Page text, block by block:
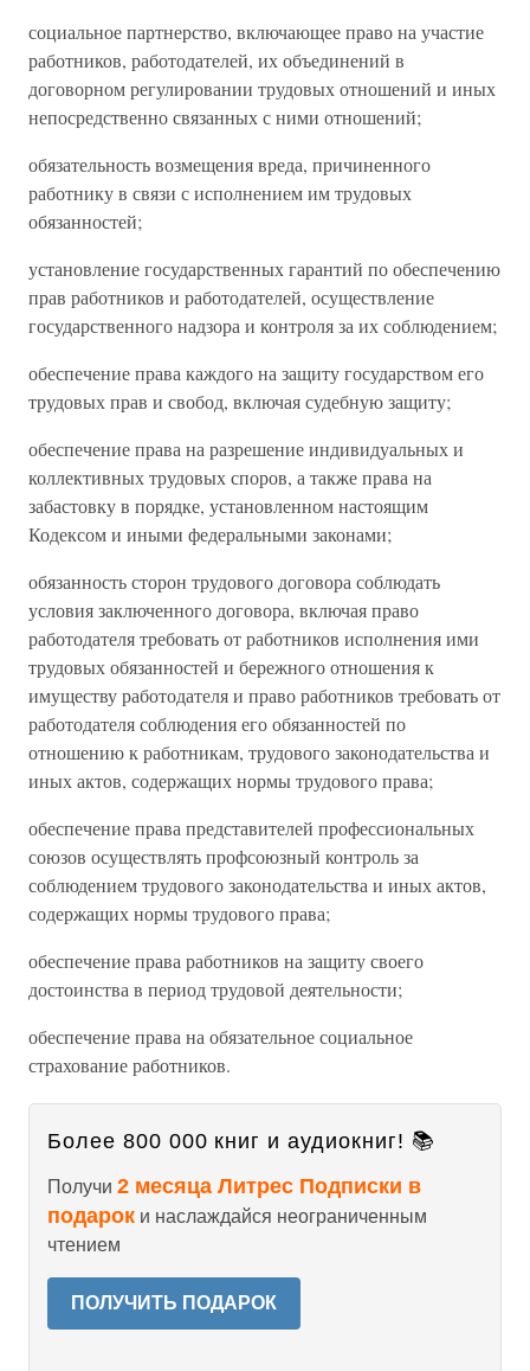
социальное партнерство, включающее право на участие
работников, работодателей, их объединений в
договорном регулировании трудовых отношений и иных
непосредственно связанных с ними отношений;
обязательность возмещения вреда, причиненного
работнику в связи с исполнением им трудовых
обязанностей;
установление государственных гарантий по обеспечению
прав работников и работодателей, осуществление
государственного надзора и контроля за их соблюдением;
обеспечение права каждого на защиту государством его
трудовых прав и свобод, включая судебную защиту;
обеспечение права на разрешение индивидуальных и
коллективных трудовых споров, а также права на
забастовку в порядке, установленном настоящим
Кодексом и иными федеральными законами;
обязанность сторон трудового договора соблюдать
условия заключенного договора, включая право
работодателя требовать от работников исполнения ими
трудовых обязанностей и бережного отношения к
имуществу работодателя и право работников требовать от
работодателя соблюдения его обязанностей по
отношению к работникам, трудового законодательства и
иных актов, содержащих нормы трудового права;
обеспечение права представителей профессиональных
союзов осуществлять профсоюзный контроль за
соблюдением трудового законодательства и иных актов,
содержащих нормы трудового права;
обеспечение права работников на защиту своего
достоинства в период трудовой деятельности;
обеспечение права на обязательное социальное
страхование работников.
Более 800 000 книг и аудиокниг! 📚
Получи 2 месяца Литрес Подписки в
подарок и наслаждайся неограниченным
чтением
ПОЛУЧИТЬ ПОДАРОК